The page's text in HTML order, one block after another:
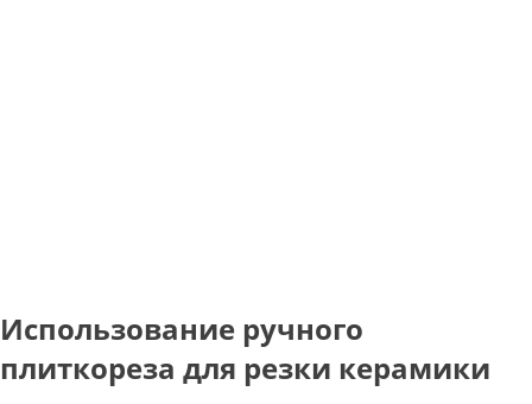
Использование ручного
плиткореза для резки керамики